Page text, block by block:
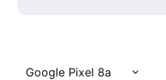
Google Pixel 8a